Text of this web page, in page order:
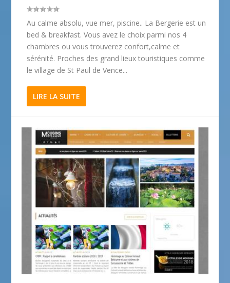
Au calme absolu, vue mer, piscine.. La Bergerie est un
bed & breakfast. Vous avez le choix parmi nos 4
chambres ou vous trouverez confort,calme et
sérénité. Proches des grand lieux touristiques comme
le village de St Paul de Vence...
LIRE LA SUITE